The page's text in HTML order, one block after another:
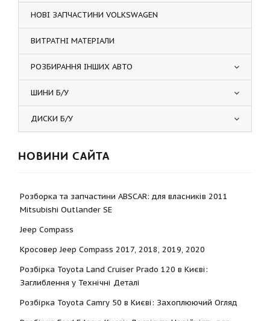
НОВІ ЗАПЧАСТИНИ VOLKSWAGEN
ВИТРАТНІ МАТЕРІАЛИ
РОЗБИРАННЯ ІНШИХ АВТО
ШИНИ Б/У
ДИСКИ Б/У
НОВИНИ САЙТА
Розборка та запчастини ABSCAR: для власників 2011
Mitsubishi Outlander SE
Jeep Compass
Кросовер Jeep Compass 2017, 2018, 2019, 2020
Розбірка Toyota Land Cruiser Prado 120 в Києві:
Заглиблення у Технічні Деталі
Розбірка Toyota Camry 50 в Києві: Захоплюючий Огляд